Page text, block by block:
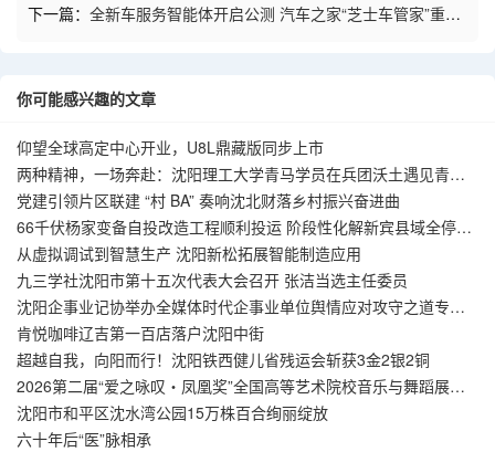
下一篇： 全新车服务智能体开启公测 汽车之家“芝士车管家”重塑
你可能感兴趣的文章
仰望全球高定中心开业，U8L鼎藏版同步上市
两种精神，一场奔赴：沈阳理工大学青马学员在兵团沃土遇见青春
答案
党建引领片区联建 “村 BA” 奏响沈北财落乡村振兴奋进曲
66千伏杨家变备自投改造工程顺利投运 阶段性化解新宾县域全停风
险
从虚拟调试到智慧生产 沈阳新松拓展智能制造应用
九三学社沈阳市第十五次代表大会召开 张洁当选主任委员
沈阳企事业记协举办全媒体时代企事业单位舆情应对攻守之道专题
讲座
肯悦咖啡辽吉第一百店落户沈阳中街
超越自我，向阳而行！沈阳铁西健儿省残运会斩获3金2银2铜
2026第二届“爱之咏叹・凤凰奖”全国高等艺术院校音乐与舞蹈展演
季在沈阳圆满落幕
沈阳市和平区沈水湾公园15万株百合绚丽绽放
六十年后“医”脉相承